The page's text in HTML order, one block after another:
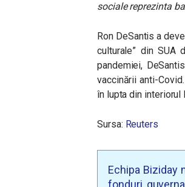
sociale reprezinta
Ron DeSantis a
culturale” din SUA
pandemiei,
vaccinării anti-
în lupta din interiorul
Sursa: Reuters
Echipa Biziday
fonduri